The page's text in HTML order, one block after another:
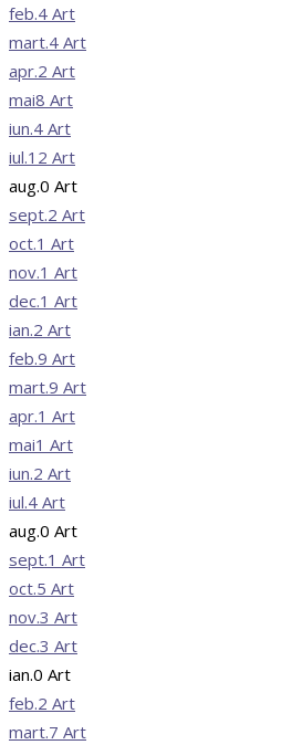
feb.4 Art
mart.4 Art
apr.2 Art
mai8 Art
iun.4 Art
iul.12 Art
aug.0 Art
sept.2 Art
oct.1 Art
nov.1 Art
dec.1 Art
ian.2 Art
feb.9 Art
mart.9 Art
apr.1 Art
mai1 Art
iun.2 Art
iul.4 Art
aug.0 Art
sept.1 Art
oct.5 Art
nov.3 Art
dec.3 Art
ian.0 Art
feb.2 Art
mart.7 Art